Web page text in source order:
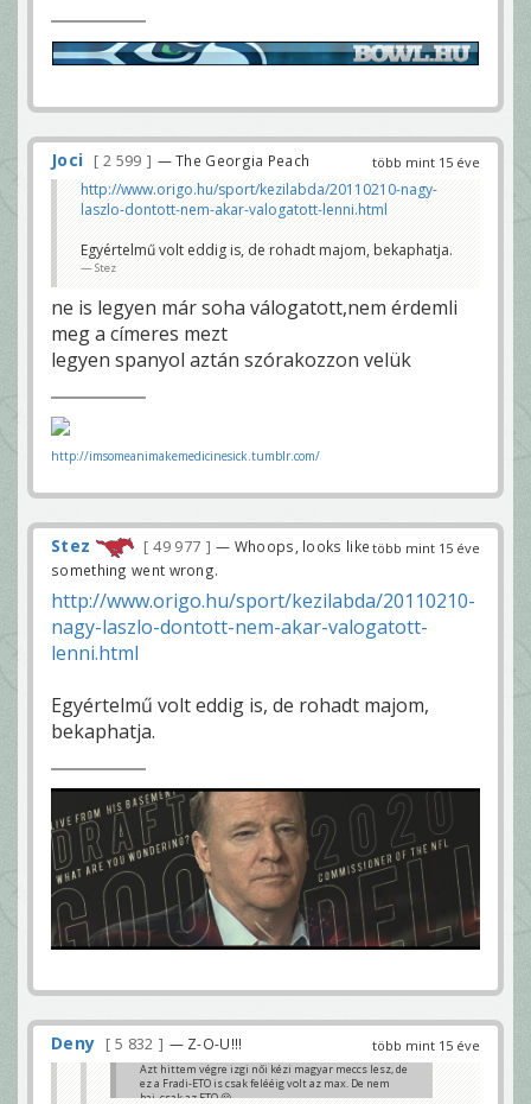
több mint 15 éve
Joci 2 599 — The Georgia Peach
http://www.origo.hu/sport/kezilabda/20110210-nagy-
laszlo-dontott-nem-akar-valogatott-lenni.html
Egyértelmű volt eddig is, de rohadt majom, bekaphatja.
Stez
ne is legyen már soha válogatott,nem érdemli
meg a címeres mezt
legyen spanyol aztán szórakozzon velük
http://imsomeanimakemedicinesick.tumblr.com/
több mint 15 éve
Stez 49 977
— Whoops, looks like
something went wrong.
http://www.origo.hu/sport/kezilabda/20110210-
nagy-laszlo-dontott-nem-akar-valogatott-
lenni.html
Egyértelmű volt eddig is, de rohadt majom,
bekaphatja.
több mint 15 éve
Deny 5 832 — Z-O-U!!!
Azt hittem végre izgi női kézi magyar meccs lesz, de
ez a Fradi-ETO is csak felééig volt az max. De nem
baj, csak az ETO 😀